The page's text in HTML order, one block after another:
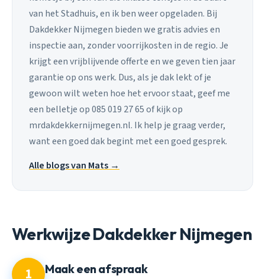
van het Stadhuis, en ik ben weer opgeladen. Bij
Dakdekker Nijmegen bieden we gratis advies en
inspectie aan, zonder voorrijkosten in de regio. Je
krijgt een vrijblijvende offerte en we geven tien jaar
garantie op ons werk. Dus, als je dak lekt of je
gewoon wilt weten hoe het ervoor staat, geef me
een belletje op 085 019 27 65 of kijk op
mrdakdekkernijmegen.nl. Ik help je graag verder,
want een goed dak begint met een goed gesprek.
Alle blogs van Mats →
Werkwijze Dakdekker Nijmegen
1 Maak een afspraak